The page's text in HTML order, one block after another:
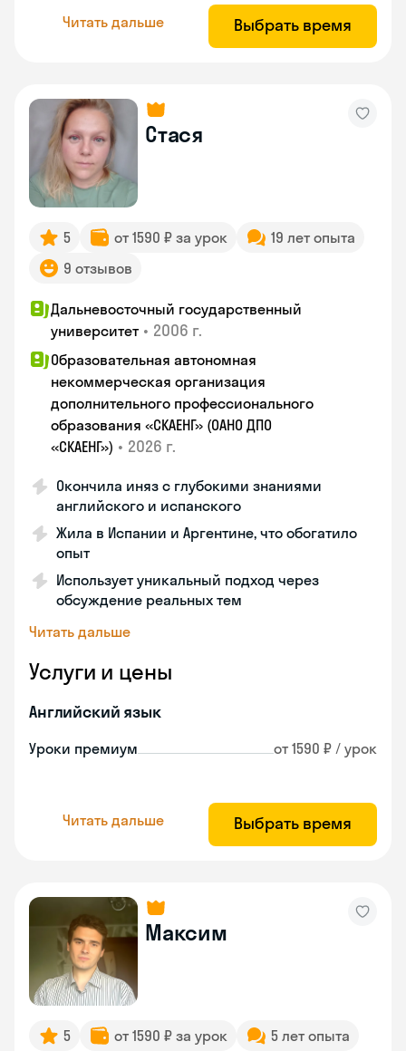
Читать дальше Выбрать время
Стася
5 от 1590 ₽ за урок
19 лет опыта
9 отзывов
Дальневосточный государственный
университет • 2006 г.
Образовательная автономная
некоммерческая организация
дополнительного профессионального
образования «СКАЕНГ» (ОАНО ДПО
«СКАЕНГ») • 2026 г.
Окончила иняз с глубокими знаниями
английского и испанского
Жила в Испании и Аргентине, что обогатило
опыт
Использует уникальный подход через
обсуждение реальных тем
Читать дальше
Услуги и цены
Английский язык
Уроки премиум от 1590 ₽ / урок
Читать дальше Выбрать время
Максим
5 от 1590 ₽ за урок
5 лет опыта